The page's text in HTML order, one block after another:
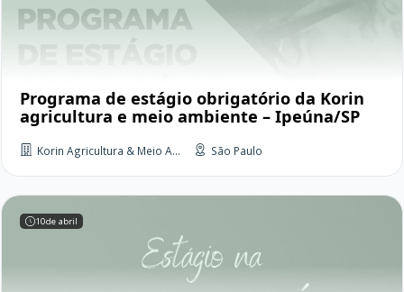
Programa de estágio obrigatório da Korin
agricultura e meio ambiente – Ipeúna/SP
Korin Agricultura & Meio A... São Paulo
10de abril